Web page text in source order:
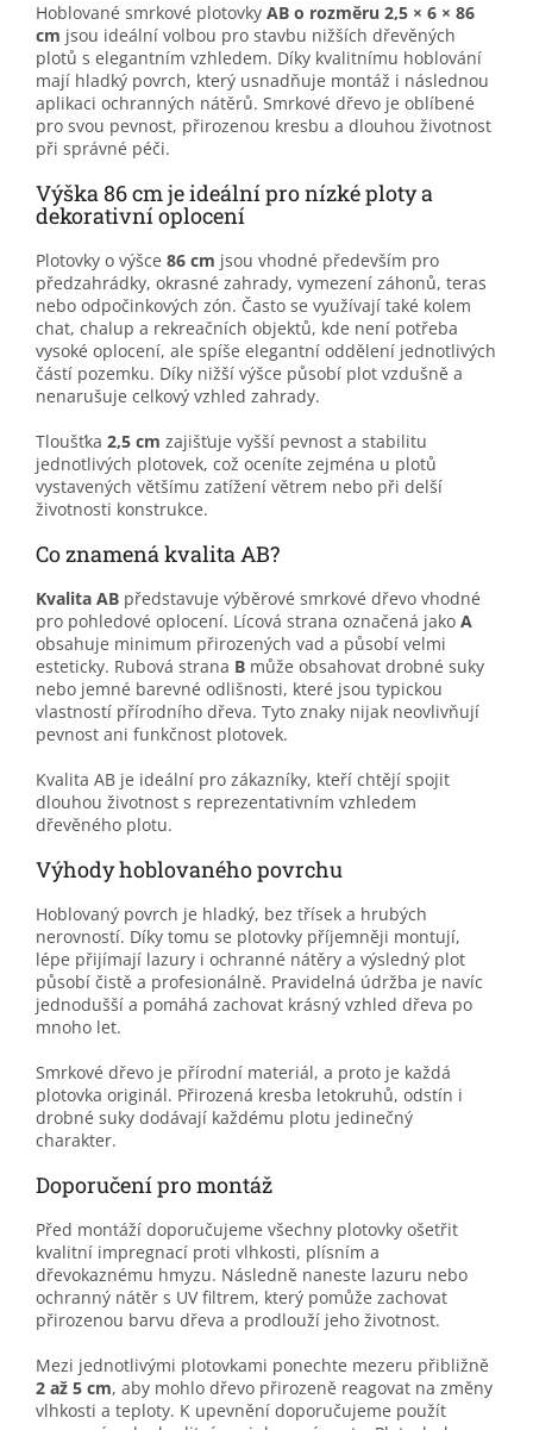
Hoblované smrkové plotovky AB o rozměru 2,5 × 6 × 86
cm jsou ideální volbou pro stavbu nižších dřevěných
plotů s elegantním vzhledem. Díky kvalitnímu hoblování
mají hladký povrch, který usnadňuje montáž i následnou
aplikaci ochranných nátěrů. Smrkové dřevo je oblíbené
pro svou pevnost, přirozenou kresbu a dlouhou životnost
při správné péči.
Výška 86 cm je ideální pro nízké ploty a
dekorativní oplocení
Plotovky o výšce 86 cm jsou vhodné především pro
předzahrádky, okrasné zahrady, vymezení záhonů, teras
nebo odpočinkových zón. Často se využívají také kolem
chat, chalup a rekreačních objektů, kde není potřeba
vysoké oplocení, ale spíše elegantní oddělení jednotlivých
částí pozemku. Díky nižší výšce působí plot vzdušně a
nenarušuje celkový vzhled zahrady.
Tloušťka 2,5 cm zajišťuje vyšší pevnost a stabilitu
jednotlivých plotovek, což oceníte zejména u plotů
vystavených většímu zatížení větrem nebo při delší
životnosti konstrukce.
Co znamená kvalita AB?
Kvalita AB představuje výběrové smrkové dřevo vhodné
pro pohledové oplocení. Lícová strana označená jako A
obsahuje minimum přirozených vad a působí velmi
esteticky. Rubová strana B může obsahovat drobné suky
nebo jemné barevné odlišnosti, které jsou typickou
vlastností přírodního dřeva. Tyto znaky nijak neovlivňují
pevnost ani funkčnost plotovek.
Kvalita AB je ideální pro zákazníky, kteří chtějí spojit
dlouhou životnost s reprezentativním vzhledem
dřevěného plotu.
Výhody hoblovaného povrchu
Hoblovaný povrch je hladký, bez třísek a hrubých
nerovností. Díky tomu se plotovky příjemněji montují,
lépe přijímají lazury i ochranné nátěry a výsledný plot
působí čistě a profesionálně. Pravidelná údržba je navíc
jednodušší a pomáhá zachovat krásný vzhled dřeva po
mnoho let.
Smrkové dřevo je přírodní materiál, a proto je každá
plotovka originál. Přirozená kresba letokruhů, odstín i
drobné suky dodávají každému plotu jedinečný
charakter.
Doporučení pro montáž
Před montáží doporučujeme všechny plotovky ošetřit
kvalitní impregnací proti vlhkosti, plísním a
dřevokaznému hmyzu. Následně naneste lazuru nebo
ochranný nátěr s UV filtrem, který pomůže zachovat
přirozenou barvu dřeva a prodlouží jeho životnost.
Mezi jednotlivými plotovkami ponechte mezeru přibližně
2 až 5 cm, aby mohlo dřevo přirozeně reagovat na změny
vlhkosti a teploty. K upevnění doporučujeme použít